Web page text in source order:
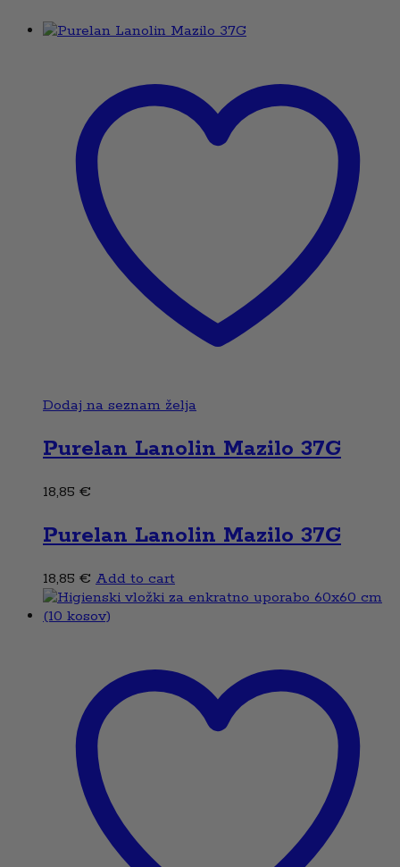
Dodaj na seznam želja
Purelan Lanolin Mazilo 37G
18,85 €
Purelan Lanolin Mazilo 37G
18,85 € Add to cart